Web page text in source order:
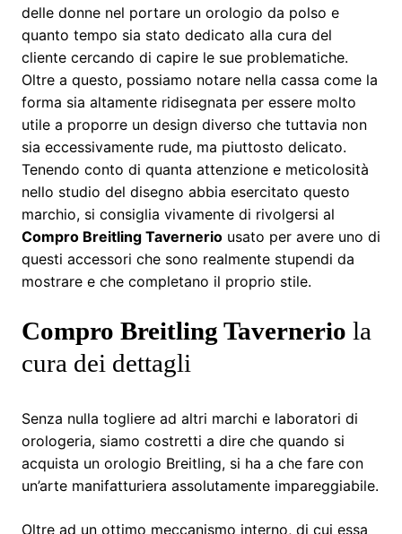
delle donne nel portare un orologio da polso e
quanto tempo sia stato dedicato alla cura del
cliente cercando di capire le sue problematiche.
Oltre a questo, possiamo notare nella cassa come la
forma sia altamente ridisegnata per essere molto
utile a proporre un design diverso che tuttavia non
sia eccessivamente rude, ma piuttosto delicato.
Tenendo conto di quanta attenzione e meticolosità
nello studio del disegno abbia esercitato questo
marchio, si consiglia vivamente di rivolgersi al
Compro Breitling Tavernerio usato per avere uno di
questi accessori che sono realmente stupendi da
mostrare e che completano il proprio stile.
Compro Breitling Tavernerio la
cura dei dettagli
Senza nulla togliere ad altri marchi e laboratori di
orologeria, siamo costretti a dire che quando si
acquista un orologio Breitling, si ha a che fare con
un’arte manifatturiera assolutamente impareggiabile.
Oltre ad un ottimo meccanismo interno, di cui essa